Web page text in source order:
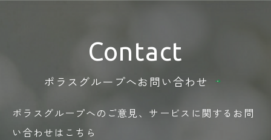
Contact
ポラスグループへお問い合わせ
ポラスグループへのご意見、 サービスに関する お問
い合わせはこちら